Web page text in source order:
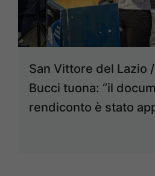
San Vittore del Lazio
Bucci tuona: “il
rendiconto è stato